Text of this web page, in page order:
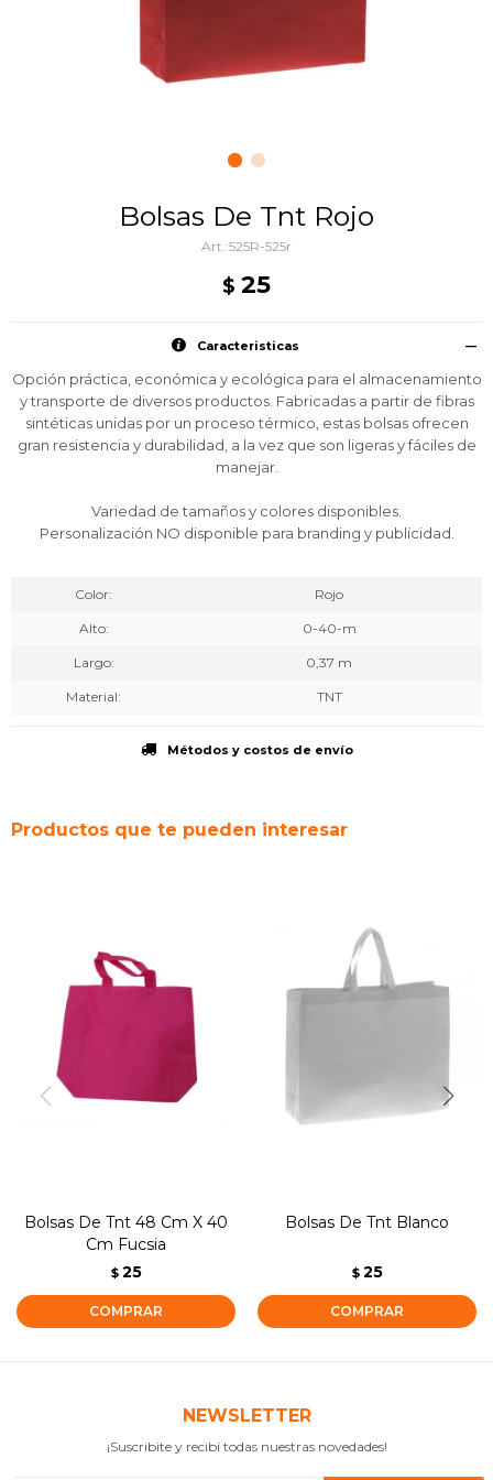
Bolsas De Tnt Rojo
525R-525r
$ 25
Caracteristicas
Opción práctica, económica y ecológica para el almacenamiento
y transporte de diversos productos. Fabricadas a partir de fibras
sintéticas unidas por un proceso térmico, estas bolsas ofrecen
gran resistencia y durabilidad, a la vez que son ligeras y fáciles de
manejar.
Variedad de tamaños y colores disponibles.
Personalización NO disponible para branding y publicidad.
Color Rojo
Alto 0-40-m
Largo 0,37 m
Material TNT
Métodos y costos de envío
Productos que te pueden interesar
Bolsas De Tnt 48 Cm X 40
Cm Fucsia
$ 25
Bolsas De Tnt Blanco
$ 25
NEWSLETTER
¡Suscribite y recibí todas nuestras novedades!